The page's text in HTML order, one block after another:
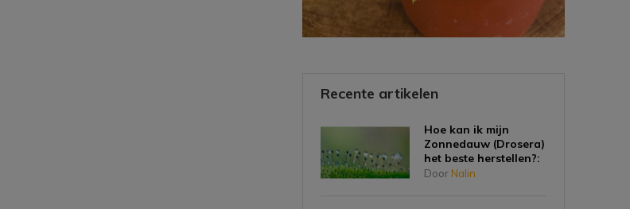
Recente artikelen
Hoe kan ik mijn
Zonnedauw (Drosera)
het beste herstellen?:
Door Nalin